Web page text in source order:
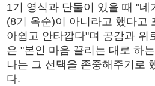
1기 영식과 단둘이 있을 때 "
(8기 옥순)이 아니라고 했다고
아쉽고 안타깝다"며 공감과 위
은 "본인 마음 끌리는 대로 하
나는 그 선택을 존중해주기로
다.